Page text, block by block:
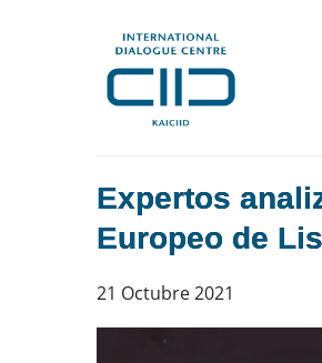
Expertos
Europeo de
21 Octubre 2021